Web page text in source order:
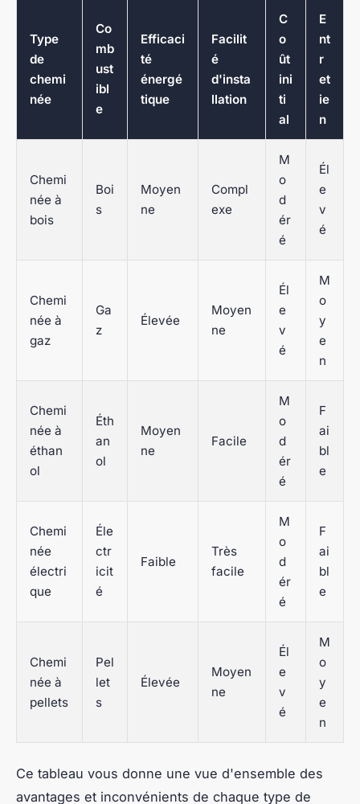
Type
de
chemi
née
Co
mb
ust
ibl
e
Efficaci
té
énergé
tique
Facilit
é
d'insta
llation
C
o
ût
ini
ti
al
E
nt
r
et
ie
n
Chemi
née à
bois
Boi
s
Moyen
ne
Compl
exe
M
o
d
ér
é
Él
e
v
é
Chemi
née à
gaz
Ga
z
Élevée
Moyen
ne
Él
e
v
é
M
o
y
e
n
Chemi
née à
éthan
ol
Éth
an
ol
Moyen
ne
Facile
M
o
d
ér
é
F
ai
bl
e
Chemi
née
électri
que
Éle
ctr
icit
é
Faible
Très
facile
M
o
d
ér
é
F
ai
bl
e
Chemi
née à
pellets
Pel
let
s
Élevée
Moyen
ne
Él
e
v
é
M
o
y
e
n
Ce tableau vous donne une vue d'ensemble des
avantages et inconvénients de chaque type de